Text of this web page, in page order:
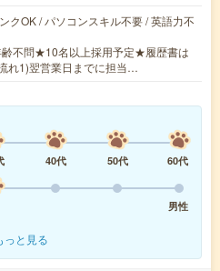
クOK / パソコンスキル不要 / 英語力不
齢不問★10名以上採用予定★履歴書は
れ1)翌営業日までに担当…
40代 50代
60代
男性
っと見る